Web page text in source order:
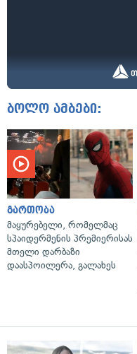
ბოლო ამბები:
გართობა
მაყურებელი, რომელმაც
სპაიდერმენის პრემიერისას
მთელი დარბაზი
დაასპოილერა, გალახეს